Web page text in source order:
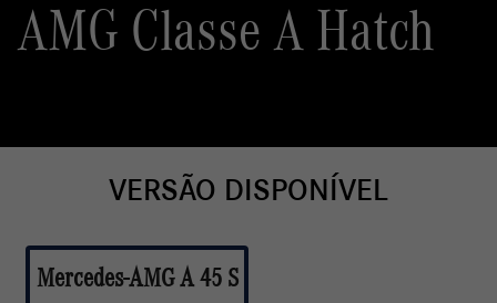
AMG Classe A Hatch
VERSÃO DISPONÍVEL
Mercedes-AMG A 45 S